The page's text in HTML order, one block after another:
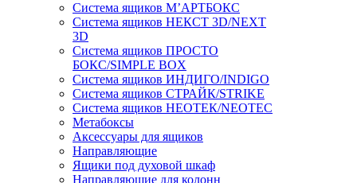
Система ящиков М’АРТБОКС
Система ящиков НЕКСТ 3D/NEXT
3D
Система ящиков ПРОСТО
БОКС/SIMPLE BOX
Система ящиков ИНДИГО/INDIGO
Система ящиков СТРАЙК/STRIKE
Система ящиков НЕОТЕК/NEOTEC
Метабоксы
Аксессуары для ящиков
Направляющие
Ящики под духовой шкаф
Направляющие для колонн